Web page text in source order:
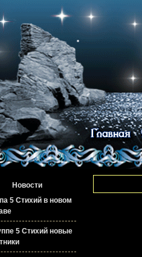
Новости
5 Стихий в новом
5 Стихий новые